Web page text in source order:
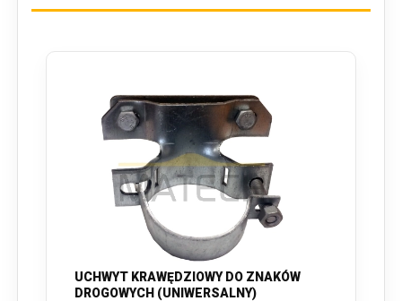
UCHWYT KRAWĘDZIOWY DO ZNAKÓW
DROGOWYCH (UNIWERSALNY)